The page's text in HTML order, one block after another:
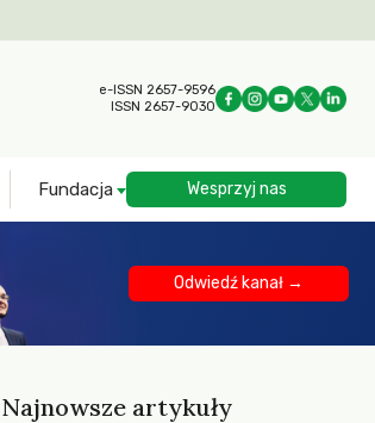
e-ISSN 2657-9596
ISSN 2657-9030
Fundacja Wesprzyj nas
Odwiedź kanał →
Najnowsze artykuły